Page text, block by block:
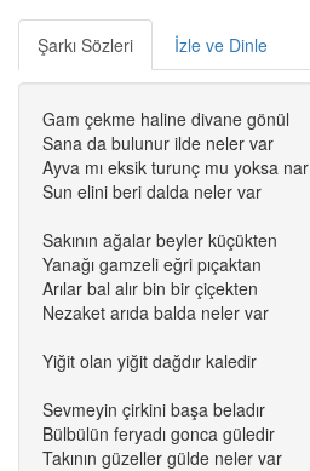
Şarkı Sözleri İzle ve Dinle
Gam çekme haline divane gönül
Sana da bulunur ilde neler var
Ayva mı eksik turunç mu yoksa nar
Sun elini beri dalda neler var
Sakının ağalar beyler küçükten
Yanağı gamzeli eğri pıçaktan
Arılar bal alır bin bir çiçekten
Nezaket arıda balda neler var
Yiğit olan yiğit dağdır kaledir
Sevmeyin çirkini başa beladır
Bülbülün feryadı gonca güledir
Takının güzeller gülde neler var